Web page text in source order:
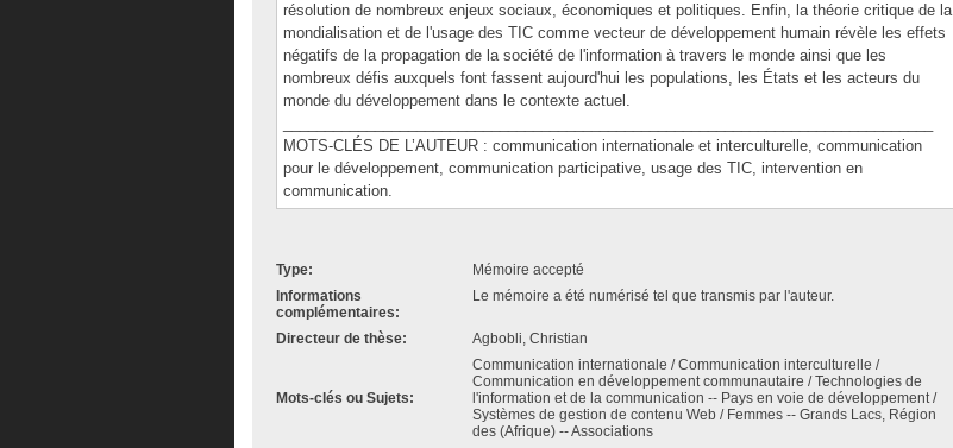
résolution de nombreux enjeux sociaux, économiques et politiques. Enfin, la théorie critique de la
mondialisation et de l'usage des TIC comme vecteur de développement humain révèle les effets
négatifs de la propagation de la société de l'information à travers le monde ainsi que les
nombreux défis auxquels font fassent aujourd'hui les populations, les États et les acteurs du
monde du développement dans le contexte actuel.
MOTS-CLÉS DE L’AUTEUR : communication internationale et interculturelle, communication
pour le développement, communication participative, usage des TIC, intervention en
communication.
Type:
Mémoire accepté
Informations
complémentaires:
Le mémoire a été numérisé tel que transmis par l'auteur.
Directeur de thèse: Agbobli, Christian
Mots-clés ou Sujets:
Communication internationale / Communication interculturelle /
Communication en développement communautaire / Technologies de
l'information et de la communication -- Pays en voie de développement /
Systèmes de gestion de contenu Web / Femmes -- Grands Lacs, Région
des (Afrique) -- Associations